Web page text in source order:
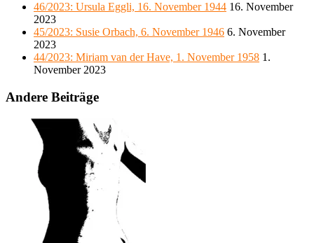
46/2023: Ursula Eggli, 16. November 1944 16. November
2023
45/2023: Susie Orbach, 6. November 1946 6. November
2023
44/2023: Miriam van der Have, 1. November 1958 1.
November 2023
Andere Beiträge